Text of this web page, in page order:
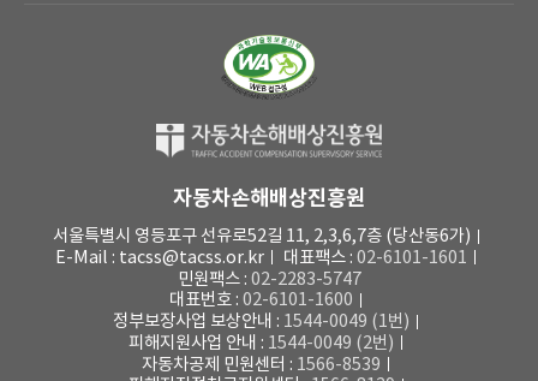
자동차손해배상진흥원
서울특별시 영등포구 선유로52길 11, 2,3,6,7층 (당산동6가)
E-Mail : tacss@tacss.or.kr
대표팩스 : 02-6101-1601
민원팩스 : 02-2283-5747
대표번호 : 02-6101-1600
정부보장사업 보상안내 : 1544-0049 (1번)
피해지원사업 안내 : 1544-0049 (2번)
자동차공제 민원센터 : 1566-8539